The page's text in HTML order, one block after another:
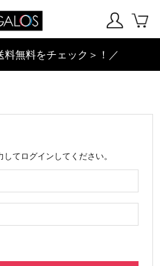
料無料をチェック＞！／
てログインしてください。